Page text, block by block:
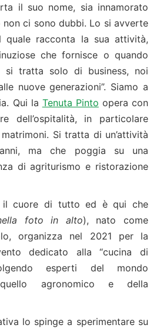
il suo nome, sia innamorato
ci sono dubbi. Lo si avverte
racconta la sua attività,
che fornisce o quando
si tratta solo di business, noi
nuove generazioni”. Siamo a
Qui la Tenuta Pinto opera con
dell’ospitalità, in particolare
Si tratta di un’attività
ma che poggia su una
di agriturismo e ristorazione
il cuore di tutto ed è qui che
foto in alto), nato come
organizza nel 2021 per la
dedicato alla “cucina di
esperti del mondo
agronomico e della
lo spinge a sperimentare su